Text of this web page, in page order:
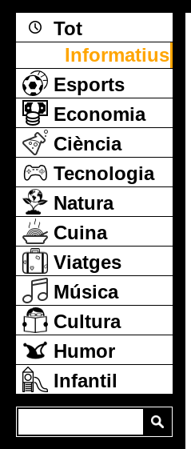
Tot
Informatius
Esports
Economia
Ciència
Tecnologia
Natura
Cuina
Viatges
Música
Cultura
Humor
Infantil